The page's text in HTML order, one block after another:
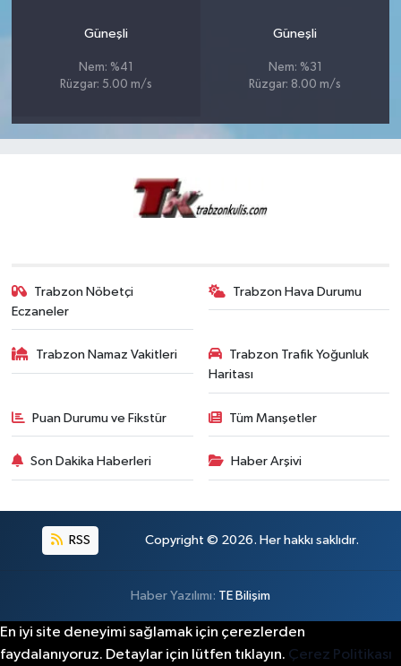
Güneşli
Nem: %41
Rüzgar: 5.00 m/s
Güneşli
Nem: %31
Rüzgar: 8.00 m/s
Trabzon Nöbetçi
Eczaneler
Trabzon Hava Durumu
Trabzon Namaz Vakitleri
Trabzon Trafik Yoğunluk
Haritası
Puan Durumu ve Fikstür Tüm Manşetler
Son Dakika Haberleri Haber Arşivi
RSS Copyright © 2026. Her hakkı saklıdır.
Haber Yazılımı: TE Bilişim
En iyi site deneyimi sağlamak için çerezlerden
faydalanıyoruz. Detaylar için lütfen tıklayın. Çerez Politikası